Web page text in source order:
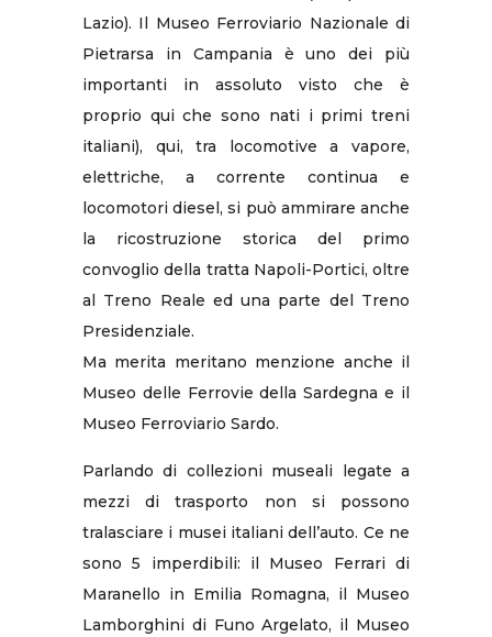
Lazio). Il Museo Ferroviario Nazionale di
Pietrarsa in Campania è uno dei più
importanti in assoluto visto che è
proprio qui che sono nati i primi treni
italiani), qui, tra locomotive a vapore,
elettriche, a corrente continua e
locomotori diesel, si può ammirare anche
la ricostruzione storica del primo
convoglio della tratta Napoli-Portici, oltre
al Treno Reale ed una parte del Treno
Presidenziale.
Ma merita meritano menzione anche il
Museo delle Ferrovie della Sardegna e il
Museo Ferroviario Sardo.
Parlando di collezioni museali legate a
mezzi di trasporto non si possono
tralasciare i musei italiani dell’auto. Ce ne
sono 5 imperdibili: il Museo Ferrari di
Maranello in Emilia Romagna, il Museo
Lamborghini di Funo Argelato, il Museo